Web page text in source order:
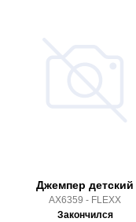
Джемпер детский
AX6359 - FLEXX
Закончился